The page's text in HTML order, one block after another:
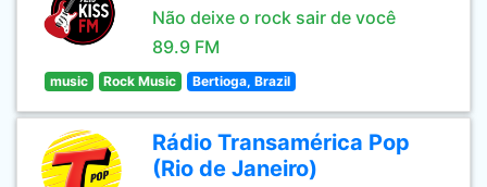
Não deixe o rock sair de você
89.9 FM
music Rock Music Bertioga, Brazil
Rádio Transamérica Pop
(Rio de Janeiro)